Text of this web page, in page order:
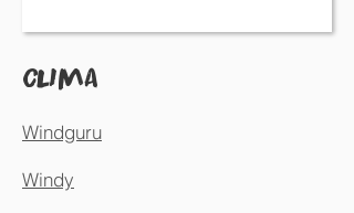
cLIMA​
Windguru
Windy